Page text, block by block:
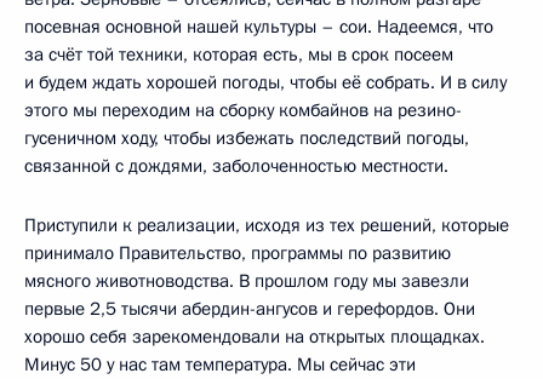
посевная основной нашей культуры – сои. Надеемся, что
за счёт той техники, которая есть, мы в срок посеем
и будем ждать хорошей погоды, чтобы её собрать. И в силу
этого мы переходим на сборку комбайнов на резино-
гусеничном ходу, чтобы избежать последствий погоды,
связанной с дождями, заболоченностью местности.
Приступили к реализации, исходя из тех решений, которые
принимало Правительство, программы по развитию
мясного животноводства. В прошлом году мы завезли
первые 2,5 тысячи абердин-ангусов и герефордов. Они
хорошо себя зарекомендовали на открытых площадках.
Минус 50 у нас там температура. Мы сейчас эти